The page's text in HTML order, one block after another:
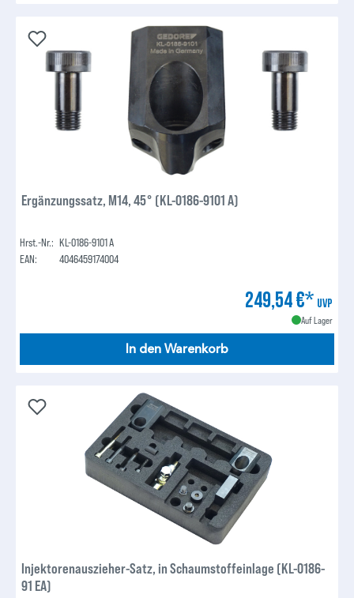
Ergänzungssatz, M14, 45° (KL-0186-9101 A)
Hrst.-Nr.: KL-0186-9101 A
EAN:
4046459174004
249,54 €* UVP
Auf Lager
In den Warenkorb
Injektorenauszieher-Satz, in Schaumstoffeinlage (KL-0186-
91 EA)